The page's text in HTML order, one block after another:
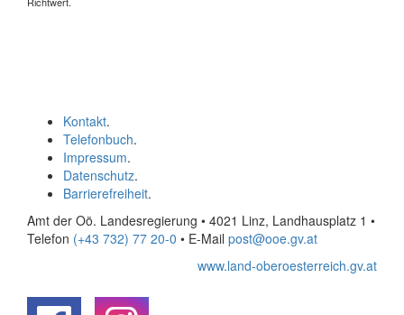
Kontakt.
Telefonbuch.
Impressum.
Datenschutz.
Barrierefreiheit.
Amt der Oö. Landesregierung • 4021 Linz, Landhausplatz 1 •
Telefon (+43 732) 77 20-0 • E-Mail post@ooe.gv.at
www.land-oberoesterreich.gv.at